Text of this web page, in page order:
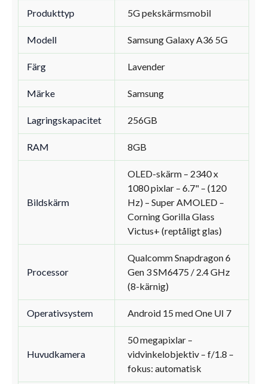
Produkttyp 5G pekskärmsmobil
Modell Samsung Galaxy A36 5G
Färg Lavender
Märke Samsung
Lagringskapacitet 256GB
RAM 8GB
Bildskärm
OLED-skärm – 2340 x
1080 pixlar – 6.7" – (120
Hz) – Super AMOLED –
Corning Gorilla Glass
Victus+ (reptåligt glas)
Processor
Qualcomm Snapdragon 6
Gen 3 SM6475 / 2.4 GHz
(8-kärnig)
Operativsystem Android 15 med One UI 7
Huvudkamera
50 megapixlar –
vidvinkelobjektiv – f/1.8 –
fokus: automatisk